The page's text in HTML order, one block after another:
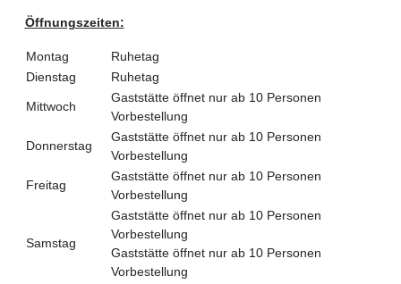
Öffnungszeiten:
Montag
Ruhetag
Dienstag
Ruhetag
Mittwoch
Gaststätte öffnet nur ab 10 Personen
Vorbestellung
Donnerstag
Gaststätte öffnet nur ab 10 Personen
Vorbestellung
Freitag
Gaststätte öffnet nur ab 10 Personen
Vorbestellung
Samstag
Gaststätte öffnet nur ab 10 Personen
Vorbestellung
Gaststätte öffnet nur ab 10 Personen
Vorbestellung